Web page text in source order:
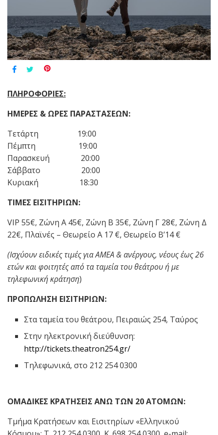
ΠΛΗΡΟΦΟΡΙΕΣ:
ΗΜΕΡΕΣ & ΩΡΕΣ ΠΑΡΑΣΤΑΣΕΩΝ:
Τετάρτη 19:00
Πέμπτη 19:00
Παρασκευή 20:00
Σάββατο 20:00
Κυριακή 18:30
ΤΙΜΕΣ ΕΙΣΙΤΗΡΙΩΝ:
VIP 55€, Ζώνη Α 45€, Ζώνη Β 35€, Ζώνη Γ 28€, Ζώνη Δ
22€, Πλαϊνές – Θεωρείο Α 17 €, Θεωρείο Β’14 €
(Ισχύουν ειδικές τιμές για ΑΜΕΑ & ανέργους, νέους έως 26
ετών και φοιτητές από τα ταμεία του θεάτρου ή με
τηλεφωνική κράτηση)
ΠΡΟΠΩΛΗΣΗ ΕΙΣΙΤΗΡΙΩΝ:
Στα ταμεία του θεάτρου, Πειραιώς 254, Ταύρος
Στην ηλεκτρονική διεύθυνση:
http://tickets.theatron254.gr/
Τηλεφωνικά, στο 212 254 0300
ΟΜΑΔΙΚΕΣ ΚΡΑΤΗΣΕΙΣ ΑΝΩ ΤΩΝ 20 ΑΤΟΜΩΝ:
Τμήμα Κρατήσεων και Εισιτηρίων «Ελληνικού